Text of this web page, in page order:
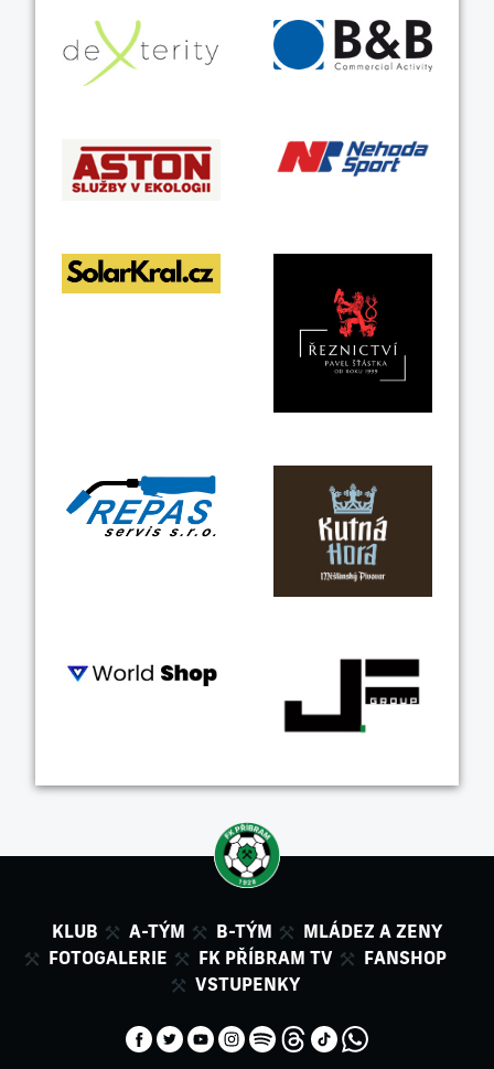
KLUB A-TÝM B-TÝM
MLÁDEZ A ZENY
FOTOGALERIE
FK PŘÍBRAM TV
FANSHOP
VSTUPENKY